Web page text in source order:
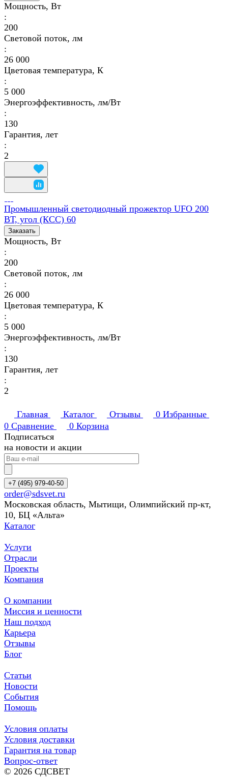
Мощность, Вт
:
200
Световой поток, лм
:
26 000
Цветовая температура, К
:
5 000
Энергоэффективность, лм/Вт
:
130
Гарантия, лет
:
2
Промышленный светодиодный прожектор UFO 200
ВТ, угол (КСС) 60
Заказать
Мощность, Вт
:
200
Световой поток, лм
:
26 000
Цветовая температура, К
:
5 000
Энергоэффективность, лм/Вт
:
130
Гарантия, лет
:
2
Главная Каталог Отзывы 0 Избранные
0 Сравнение 0 Корзина
Подписаться
на новости и акции
+7 (495) 979-40-50
order@sdsvet.ru
Московская область, Мытищи, Олимпийский пр-кт,
10, БЦ «Альта»
Каталог
Услуги
Отрасли
Проекты
Компания
О компании
Миссия и ценности
Наш подход
Карьера
Отзывы
Блог
Статьи
Новости
События
Помощь
Условия оплаты
Условия доставки
Гарантия на товар
Вопрос-ответ
© 2026 СДСВЕТ